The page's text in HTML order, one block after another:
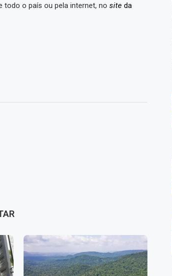
o país ou pela internet, no site da